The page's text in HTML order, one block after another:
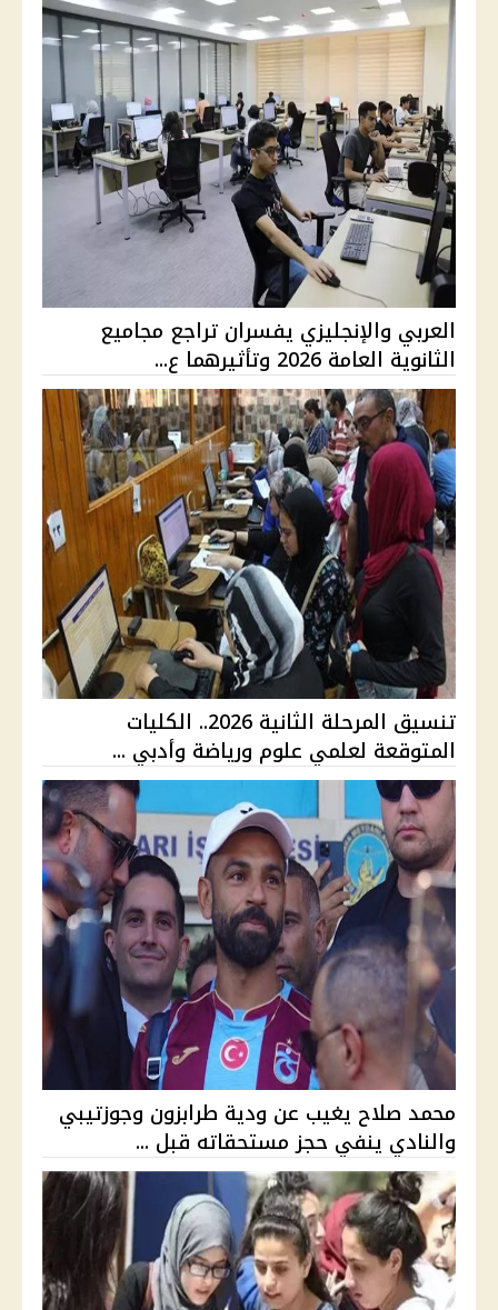
العربي والإنجليزي يفسران تراجع مجاميع
الثانوية العامة 2026 وتأثيرهما ع...
تنسيق المرحلة الثانية 2026.. الكليات
المتوقعة لعلمي علوم ورياضة وأدبي ...
محمد صلاح يغيب عن ودية طرابزون وجوزتيبي
والنادي ينفي حجز مستحقاته قبل ...